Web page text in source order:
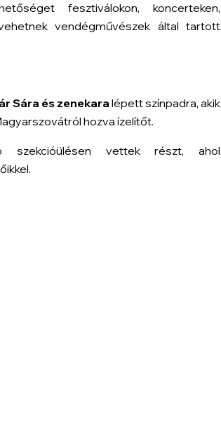
fesztiválokon, koncerteken,
vendégművészek által tartott
Sára és zenekara lépett színpadra, akik
hozva ízelítőt.
szekcióülésen vettek részt, ahol